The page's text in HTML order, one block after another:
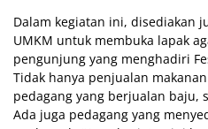
Dalam kegiatan ini, disediakan
UMKM untuk membuka lapak
pengunjung yang menghadiri
Tidak hanya penjualan
pedagang yang berjualan baju,
Ada juga pedagang yang